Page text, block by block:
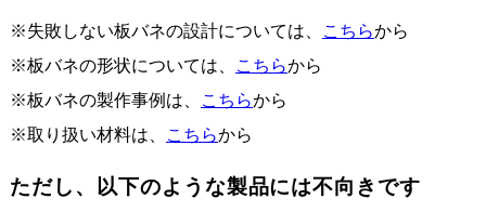
※失敗しない板バネの設計については、 こちらから
※板バネの形状については、
こちらから
※板バネの製作事例は、
こちらから
※取り扱い材料は、
こちらから
ただし、以下のような製品には不向きです